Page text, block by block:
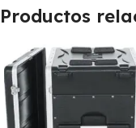
Productos